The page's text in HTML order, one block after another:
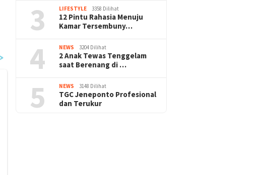
3 LIFESTYLE 3358 Dilihat
12 Pintu Rahasia Menuju
Kamar Tersembuny…
4 NEWS 3204 Dilihat
2 Anak Tewas Tenggelam
saat Berenang di …
5 NEWS 3148 Dilihat
TGC Jeneponto Profesional
dan Terukur